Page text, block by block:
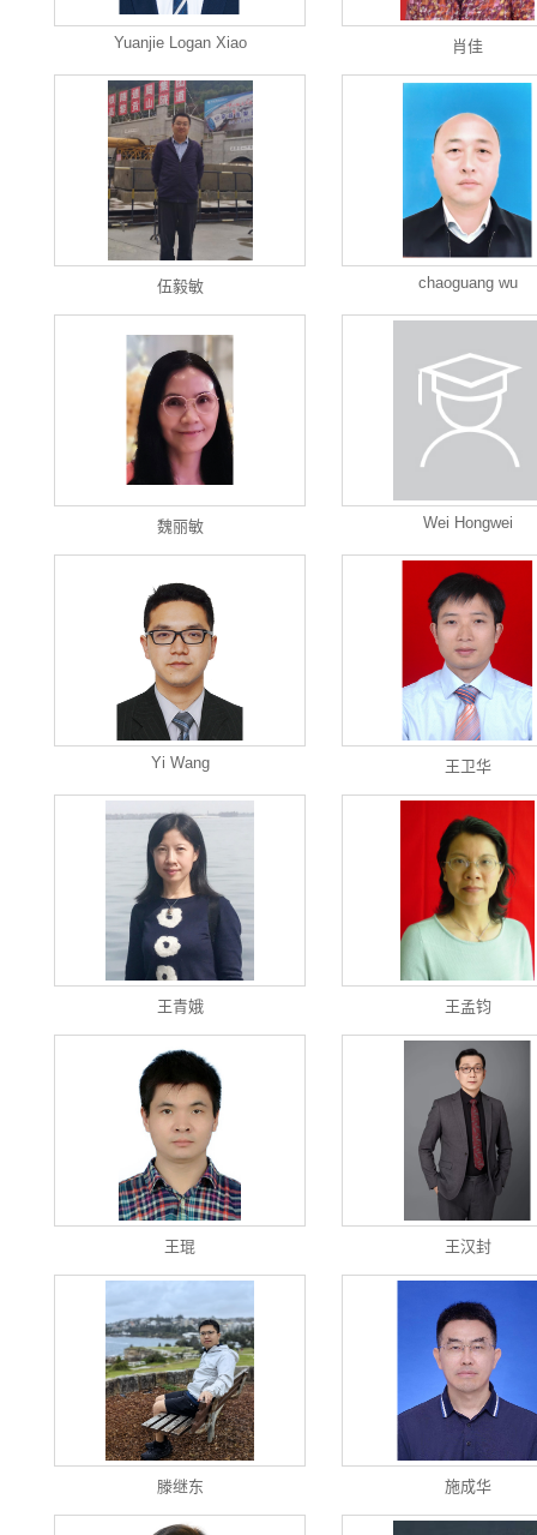
Yuanjie Logan Xiao 肖佳
伍毅敏 chaoguang wu
魏丽敏 Wei Hongwei
Yi Wang 王卫华
王青娥 王孟钧
王琨 王汉封
滕继东 施成华